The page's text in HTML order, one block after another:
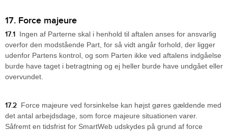
17. Force majeure
17.1 Ingen af Parterne skal i henhold til aftalen anses for ansvarlig
overfor den modstående Part, for så vidt angår forhold, der ligger
udenfor Partens kontrol, og som Parten ikke ved aftalens indgåelse
burde have taget i betragtning og ej heller burde have undgået eller
overvundet.
17.2 Force majeure ved forsinkelse kan højst gøres gældende med
det antal arbejdsdage, som force majeure situationen varer.
Såfremt en tidsfrist for SmartWeb udskydes på grund af force